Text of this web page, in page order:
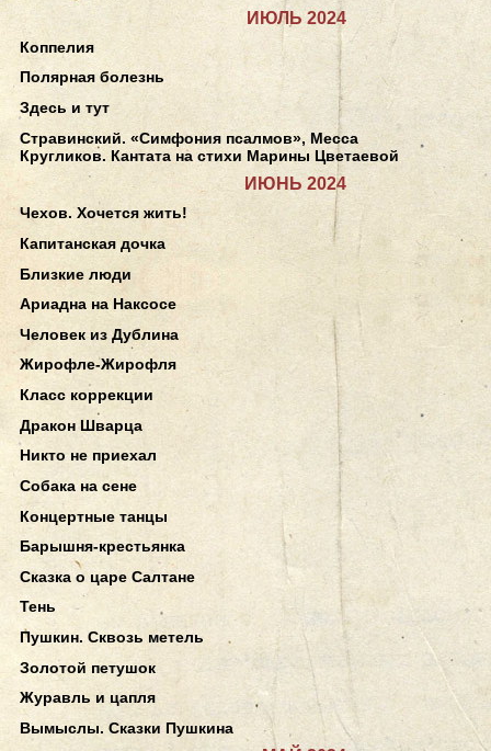
ИЮЛЬ 2024
Коппелия
Полярная болезнь
Здесь и тут
Стравинский. «Симфония псалмов», Месса
Кругликов. Кантата на стихи Марины Цветаевой
ИЮНЬ 2024
Чехов. Хочется жить!
Капитанская дочка
Близкие люди
Ариадна на Наксосе
Человек из Дублина
Жирофле-Жирофля
Класс коррекции
Дракон Шварца
Никто не приехал
Собака на сене
Концертные танцы
Барышня-крестьянка
Сказка о царе Салтане
Тень
Пушкин. Сквозь метель
Золотой петушок
Журавль и цапля
Вымыслы. Сказки Пушкина